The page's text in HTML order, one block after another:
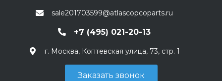
sale201703599@atlascopcoparts.ru
+7 (495) 021-20-13
г. Москва, Коптевская улица, 73, стр. 1
Заказать звонок